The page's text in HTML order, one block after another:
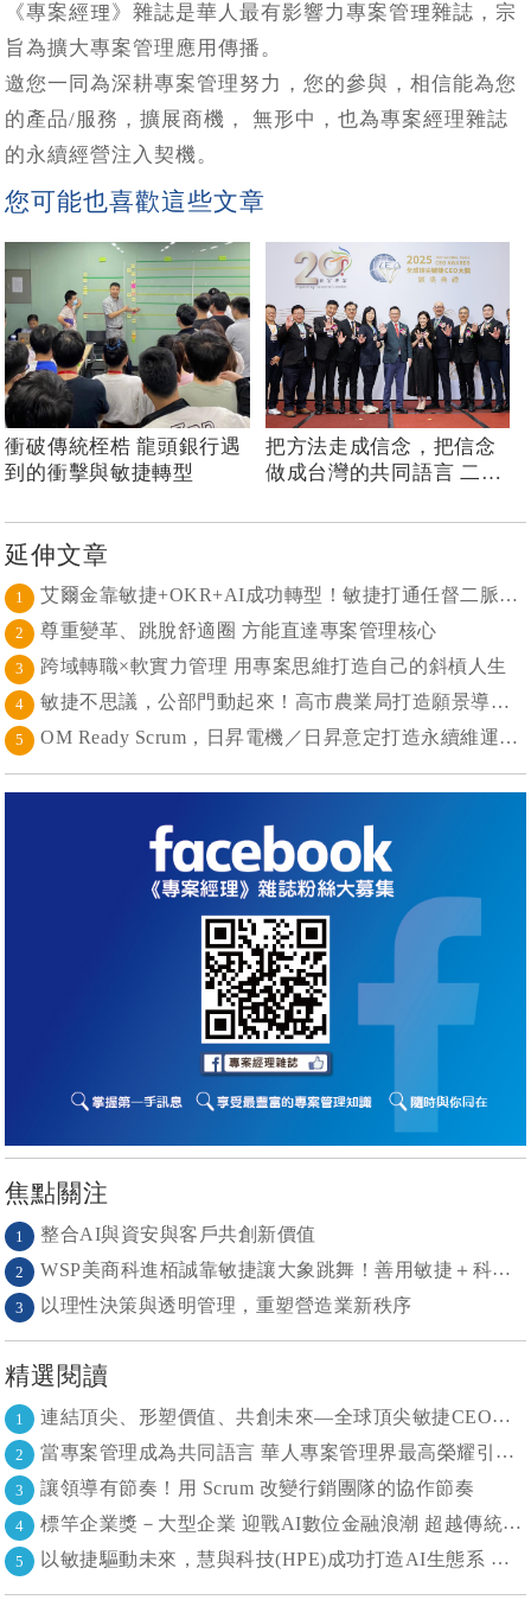
《專案經理》雜誌是華人最有影響力專案管理雜誌，宗
旨為擴大專案管理應用傳播。
邀您一同為深耕專案管理努力，您的參與，相信能為您
的產品/服務，擴展商機， 無形中，也為專案經理雜誌
的永續經營注入契機。
您可能也喜歡這些文章
衝破傳統桎梏 龍頭銀行遇
到的衝擊與敏捷轉型
把方法走成信念，把信念
做成台灣的共同語言 二十
案管理與敏捷轉型
延伸文章
1 艾爾金靠敏捷+OKR+AI成功轉型！敏捷打通任督二脈， 避免文化與流程「卡卡」導致溝通無效
2 尊重變革、跳脫舒適圈 方能直達專案管理核心
3 跨域轉職×軟實力管理 用專案思維打造自己的斜槓人生
4 敏捷不思議，公部門動起來！高市農業局打造願景導向的社區敏捷自組織
5 OM Ready Scrum，日昇電機／日昇意定打造永續維運新典範
焦點關注
1 整合AI與資安與客戶共創新價值
2 WSP美商科進栢誠靠敏捷讓大象跳舞！善用敏捷＋科技力， 大型工程也能快速迭代
3 以理性決策與透明管理，重塑營造業新秩序
精選閱讀
1 連結頂尖、形塑價值、共創未來—全球頂尖敏捷CEO聯誼會成立
2 當專案管理成為共同語言 華人專案管理界最高榮耀引領的變革時代
3 讓領導有節奏！用 Scrum 改變行銷團隊的協作節奏
4 標竿企業獎－大型企業 迎戰AI數位金融浪潮 超越傳統的組織再定義
5 以敏捷驅動未來，慧與科技(HPE)成功打造AI生態系 大型敏捷(LeSS)海納百川，讓複雜變簡單